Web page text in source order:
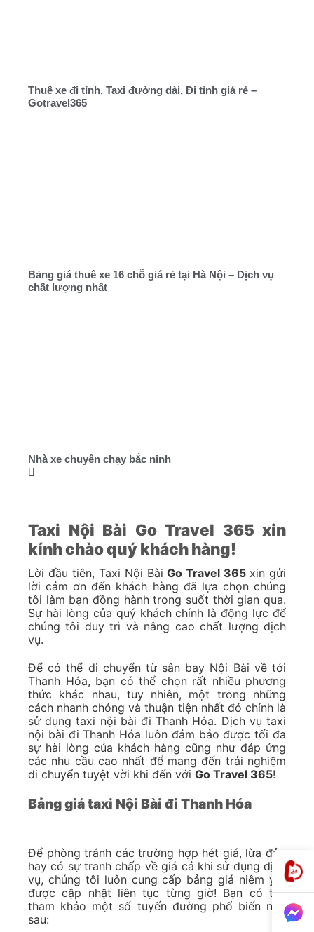
Thuê xe đi tỉnh, Taxi đường dài, Đi tỉnh giá rẻ –
Gotravel365
Bảng giá thuê xe 16 chỗ giá rẻ tại Hà Nội – Dịch vụ
chất lượng nhất
Nhà xe chuyên chạy bắc ninh
Taxi Nội Bài Go Travel 365 xin
kính chào quý khách hàng!
Lời đầu tiên, Taxi Nội BàiGo Travel 365 xin gửi
lời cảm ơn đến khách hàng đã lựa chọn chúng
tôi làm bạn đồng hành trong suốt thời gian qua.
Sự hài lòng của quý khách chính là động lực để
chúng tôi duy trì và nâng cao chất lượng dịch
vụ.
Để có thể di chuyển từ sân bay Nội Bài về tới
Thanh Hóa, bạn có thể chọn rất nhiều phương
thức khác nhau, tuy nhiên, một trong những
cách nhanh chóng và thuận tiện nhất đó chính là
sử dụng taxi nội bài đi Thanh Hóa. Dịch vụ taxi
nội bài đi Thanh Hóa luôn đảm bảo được tối đa
sự hài lòng của khách hàng cũng như đáp ứng
các nhu cầu cao nhất để mang đến trải nghiệm
di chuyển tuyệt vời khi đến với Go Travel 365!
Bảng giá taxi Nội Bài đi Thanh Hóa
Để phòng tránh các trường hợp hét giá, lừa đảo
hay có sự tranh chấp về giá cả khi sử dụng dịch
vụ, chúng tôi luôn cung cấp bảng giá niêm yết
được cập nhật liên tục từng giờ! Bạn có thể
tham khảo một số tuyến đường phổ biến như
sau: